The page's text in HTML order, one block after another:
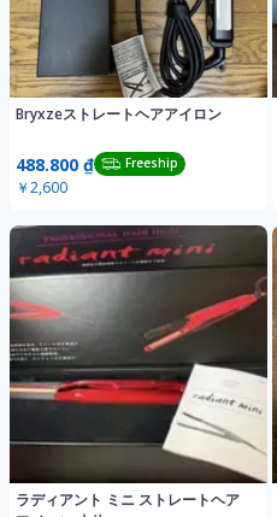
Bryxzeストレートヘアアイロン
488.800 ₫ Freeship
￥2,600
ラディアント ミニ ストレートヘア